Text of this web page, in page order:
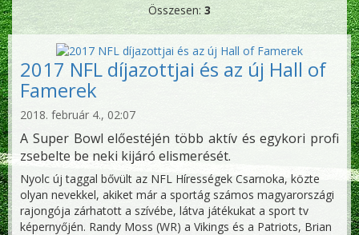
Összesen: 3
2017 NFL díjazottjai és az új Hall of
Famerek
2018. február 4., 02:07
A Super Bowl előestéjén több aktív és egykori profi
zsebelte be neki kijáró elismerését.
Nyolc új taggal bővült az NFL Hírességek Csarnoka, közte
olyan nevekkel, akiket már a sportág számos magyarországi
rajongója zárhatott a szívébe, látva játékukat a sport tv
képernyőjén. Randy Moss (WR) a Vikings és a Patriots, Brian